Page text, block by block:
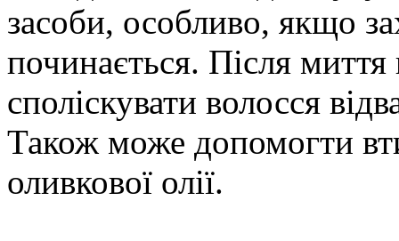
засоби, особливо, якщо
починається. Після
споліскувати волосся
Також може допомогти
оливкової олії.